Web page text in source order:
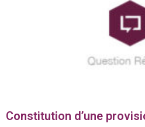
Constitution d’une